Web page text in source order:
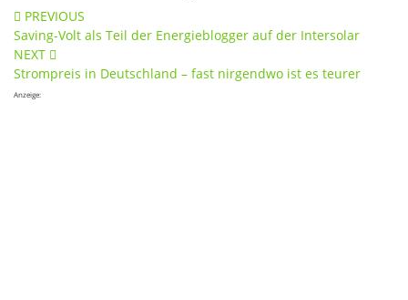
Post
navigation
PREVIOUS
Saving-Volt als Teil der Energieblogger auf der Intersolar
NEXT
Strompreis in Deutschland – fast nirgendwo ist es teurer
Anzeige: